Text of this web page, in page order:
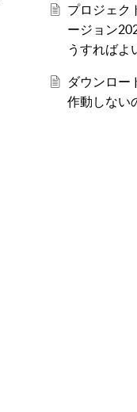
プロジェク
ージョン
うすればよ
ダウンロー
作動しない